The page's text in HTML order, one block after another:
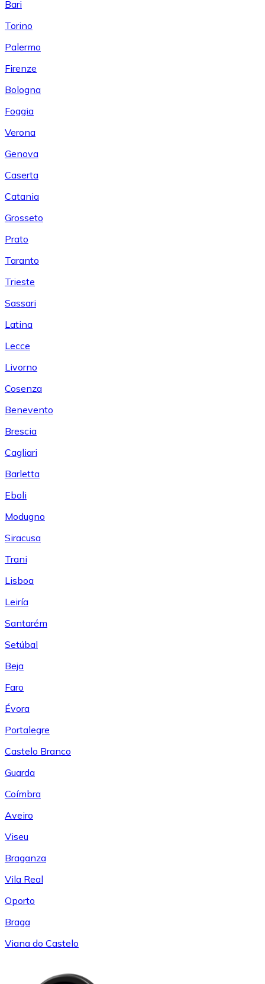
Bari
Torino
Palermo
Firenze
Bologna
Foggia
Verona
Genova
Caserta
Catania
Grosseto
Prato
Taranto
Trieste
Sassari
Latina
Lecce
Livorno
Cosenza
Benevento
Brescia
Cagliari
Barletta
Eboli
Modugno
Siracusa
Trani
Lisboa
Leiría
Santarém
Setúbal
Beja
Faro
Évora
Portalegre
Castelo Branco
Guarda
Coímbra
Aveiro
Viseu
Braganza
Vila Real
Oporto
Braga
Viana do Castelo